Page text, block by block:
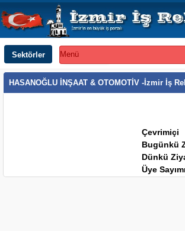
Sektörler Menü
HASANOĞLU İNŞAAT & OTOMOTİV -İzmir İş
Çevrimiçi
Bugünkü
Dünkü
Üye